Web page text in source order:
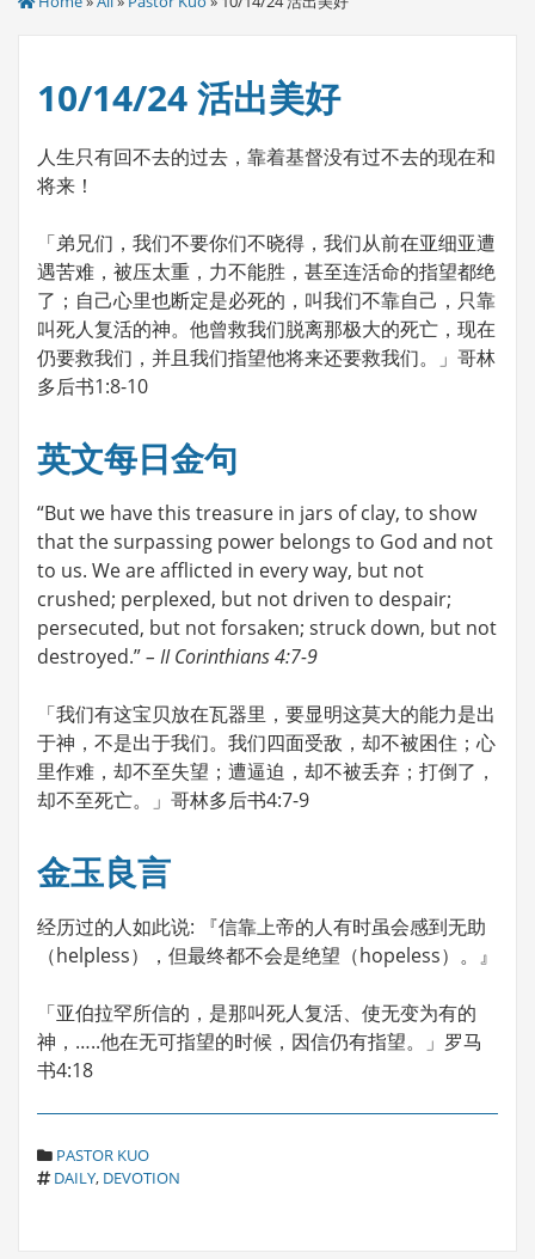
10/14/24 活出美好
人生只有回不去的过去，靠着基督没有过不去的现在和
将来！
「弟兄们，我们不要你们不晓得，我们从前在亚细亚遭
遇苦难，被压太重，力不能胜，甚至连活命的指望都绝
了；自己心里也断定是必死的，叫我们不靠自己，只靠
叫死人复活的神。他曾救我们脱离那极大的死亡，现在
仍要救我们，并且我们指望他将来还要救我们。」哥林
多后书1:8-10
英文每日金句
“But we have this treasure in jars of clay, to show
that the surpassing power belongs to God and not
to us. We are afflicted in every way, but not
crushed; perplexed, but not driven to despair;
persecuted, but not forsaken; struck down, but not
destroyed.”– II Corinthians 4:7-9
「我们有这宝贝放在瓦器里，要显明这莫大的能力是出
于神，不是出于我们。我们四面受敌，却不被困住；心
里作难，却不至失望；遭逼迫，却不被丢弃；打倒了，
却不至死亡。」哥林多后书4:7-9
金玉良言
经历过的人如此说: 『信靠上帝的人有时虽会感到无助
（helpless），但最终都不会是绝望（hopeless）。』
「亚伯拉罕所信的，是那叫死人复活、使无变为有的
神，…..他在无可指望的时候，因信仍有指望。」罗马
书4:18
C
A
PASTOR KUO
T
DAILY, DEVOTION